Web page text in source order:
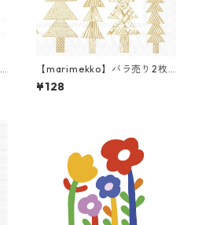
【marimekko】バラ売り2枚
ランチサイズ ペーパーナプキ
ン KUUSIKOSSA ホワイトxゴ
¥128